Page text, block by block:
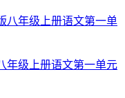
年级上册语文第一单元